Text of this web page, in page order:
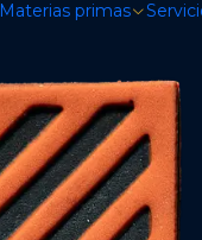
Materias primas